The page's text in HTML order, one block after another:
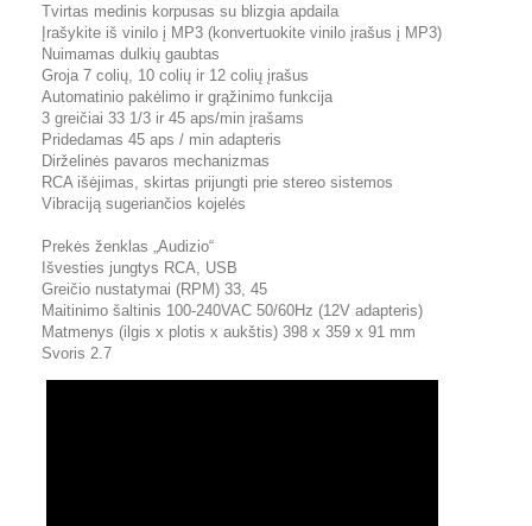
Tvirtas medinis korpusas su blizgia apdaila
Įrašykite iš vinilo į MP3 (konvertuokite vinilo įrašus į MP3)
Nuimamas dulkių gaubtas
Groja 7 colių, 10 colių ir 12 colių įrašus
Automatinio pakėlimo ir grąžinimo funkcija
3 greičiai 33 1/3 ir 45 aps/min įrašams
Pridedamas 45 aps / min adapteris
Dirželinės pavaros mechanizmas
RCA išėjimas, skirtas prijungti prie stereo sistemos
Vibraciją sugeriančios kojelės
Prekės ženklas „Audizio“
Išvesties jungtys RCA, USB
Greičio nustatymai (RPM) 33, 45
Maitinimo šaltinis 100-240VAC 50/60Hz (12V adapteris)
Matmenys (ilgis x plotis x aukštis) 398 x 359 x 91 mm
Svoris 2.7